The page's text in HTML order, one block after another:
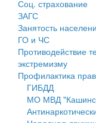
Персональные
Оценка
Деятельность МУ
Нормативы
Правила
Соц. страхование
ЗАГС
Занятость
ГО и ЧС
Противодействие
экстремизму
Профилактика
ГИБДД
МО МВД